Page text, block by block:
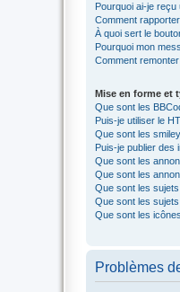
Pourquoi ai-je
Comment
À quoi sert le
Pourquoi mon
Comment
Mise en forme et
Que sont les
Puis-je utiliser le
Que sont les
Puis-je publier des
Que sont les
Que sont les
Que sont les
Que sont les
Que sont les
Problèmes